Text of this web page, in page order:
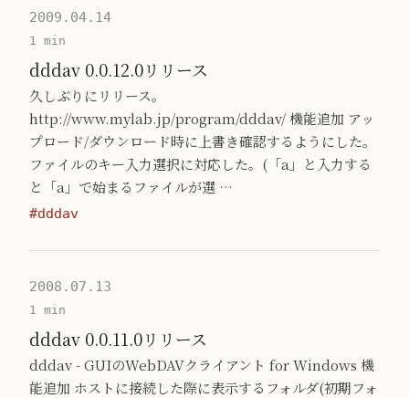
2009.04.14
1 min
dddav 0.0.12.0リリース
久しぶりにリリース。
http://www.mylab.jp/program/dddav/ 機能追加 アッ
プロード/ダウンロード時に上書き確認するようにした。
ファイルのキー入力選択に対応した。(「a」と入力する
と「a」で始まるファイルが選 …
#dddav
2008.07.13
1 min
dddav 0.0.11.0リリース
dddav - GUIのWebDAVクライアント for Windows 機
能追加 ホストに接続した際に表示するフォルダ(初期フォ